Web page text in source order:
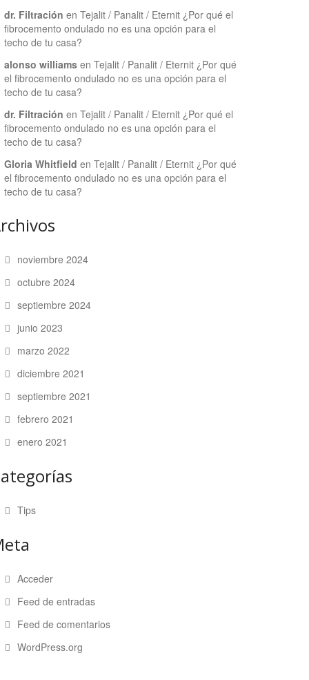
dr. Filtración en Tejalit / Panalit / Eternit ¿Por qué el
fibrocemento ondulado no es una opción para el
techo de tu casa?
alonso williams en Tejalit / Panalit / Eternit ¿Por qué
el fibrocemento ondulado no es una opción para el
techo de tu casa?
dr. Filtración en Tejalit / Panalit / Eternit ¿Por qué el
fibrocemento ondulado no es una opción para el
techo de tu casa?
Gloria Whitfield en Tejalit / Panalit / Eternit ¿Por qué
el fibrocemento ondulado no es una opción para el
techo de tu casa?
noviembre 2024
octubre 2024
septiembre 2024
junio 2023
marzo 2022
diciembre 2021
septiembre 2021
febrero 2021
enero 2021
Tips
Acceder
Feed de entradas
Feed de comentarios
WordPress.org